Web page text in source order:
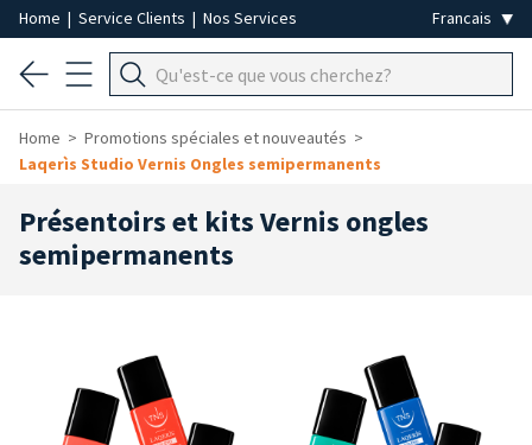
Home | Service Clients | Nos Services
Home
Promotions spéciales et nouveautés
Laqerìs Studio Vernis Ongles semipermanents
Présentoirs et kits Vernis ongles
semipermanents